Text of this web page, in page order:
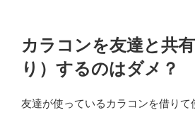
カラコンを友達と共
り）するのはダメ？
友達が使っているカラコンを借りて